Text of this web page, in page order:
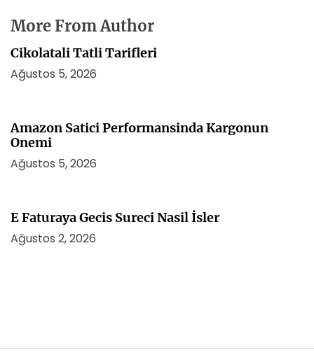
More From Author
Cikolatali Tatli Tarifleri
Ağustos 5, 2026
Amazon Satici Performansinda Kargonun
Onemi
Ağustos 5, 2026
E Faturaya Gecis Sureci Nasil İsler
Ağustos 2, 2026